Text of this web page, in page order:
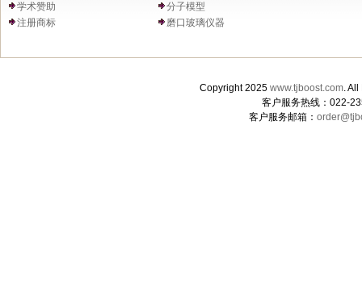
学术赞助
注册商标
分子模型
磨口玻璃仪器
Copyright 2025 www.tjboost.com.
客户服务热线：022-
客户服务邮箱：